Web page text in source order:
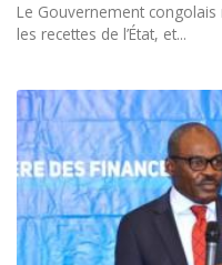
Le Gouvernement
les recettes de l’État, et...